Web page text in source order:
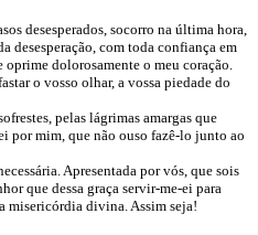
desesperados, socorro na última hora,
desesperação, com toda confiança em
dolorosamente o meu coração.
o vosso olhar, a vossa piedade do
pelas lágrimas amargas que
por mim, que não ouso fazê-lo junto ao
Apresentada por vós, que sois
que dessa graça servir-me-ei para
misericórdia divina. Assim seja!